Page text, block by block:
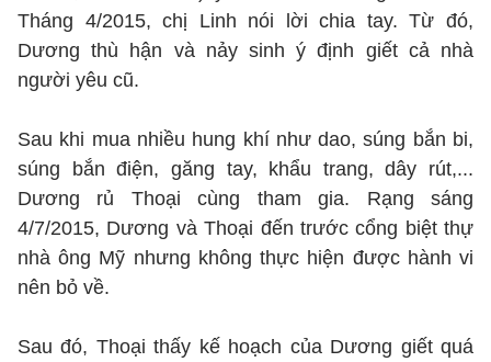
Tháng 4/2015, chị Linh nói lời chia tay. Từ đó,
Dương thù hận và nảy sinh ý định giết cả nhà
người yêu cũ.
Sau khi mua nhiều hung khí như dao, súng bắn bi,
súng bắn điện, găng tay, khẩu trang, dây rút,...
Dương rủ Thoại cùng tham gia. Rạng sáng
4/7/2015, Dương và Thoại đến trước cổng biệt thự
nhà ông Mỹ nhưng không thực hiện được hành vi
nên bỏ về.
Sau đó, Thoại thấy kế hoạch của Dương giết quá